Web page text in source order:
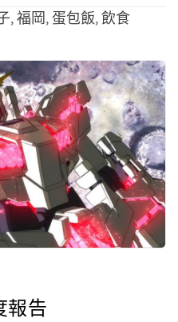
,福岡,蛋包飯,飲食
報告